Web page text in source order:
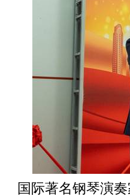
国际著名钢琴演